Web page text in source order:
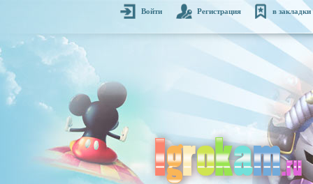
Войти Регистрация в закладки